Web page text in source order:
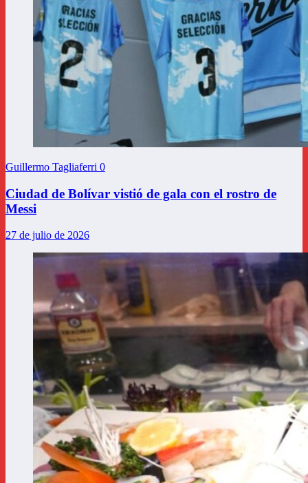
Guillermo Tagliaferri 0
Ciudad de Bolívar vistió de gala con el rostro de
Messi
27 de julio de 2026